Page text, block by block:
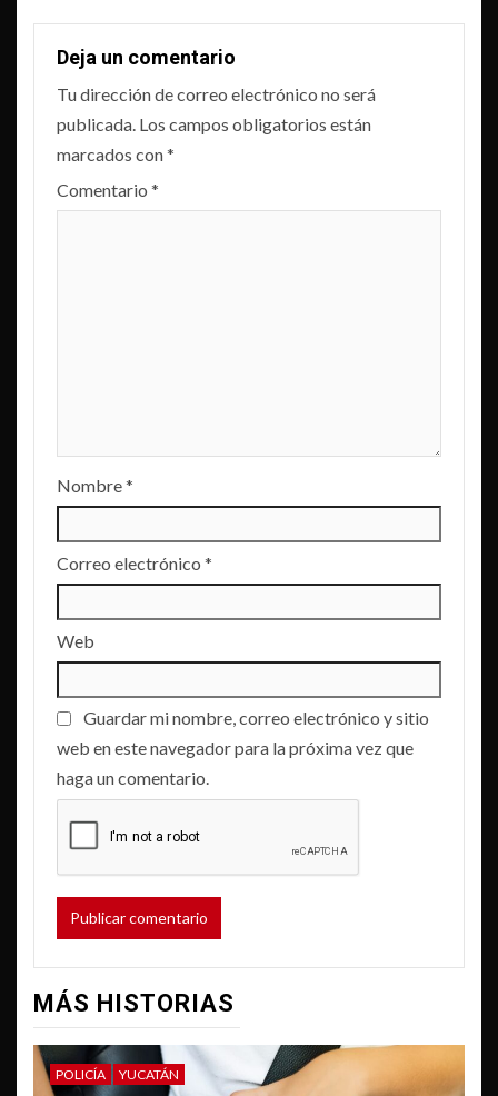
Deja un comentario
Tu dirección de correo electrónico no será
publicada. Los campos obligatorios están
marcados con*
Comentario *
Nombre*
Correo electrónico *
Web
Guardar mi nombre, correo electrónico y sitio
web en este navegador para la próxima vez que
haga un comentario.
MÁS HISTORIAS
POLICÍA YUCATÁN